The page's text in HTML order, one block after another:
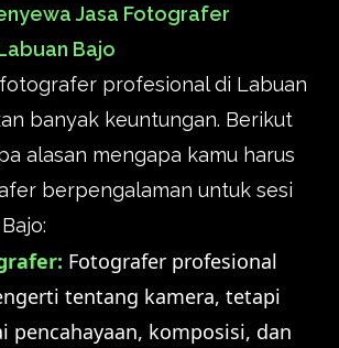
Jasa Fotografer
Bajo
profesional di Labuan
banyak keuntungan. Berikut
alasan mengapa kamu harus
berpengalaman untuk sesi
Fotografer profesional
tentang kamera, tetapi
pencahayaan, komposisi, dan